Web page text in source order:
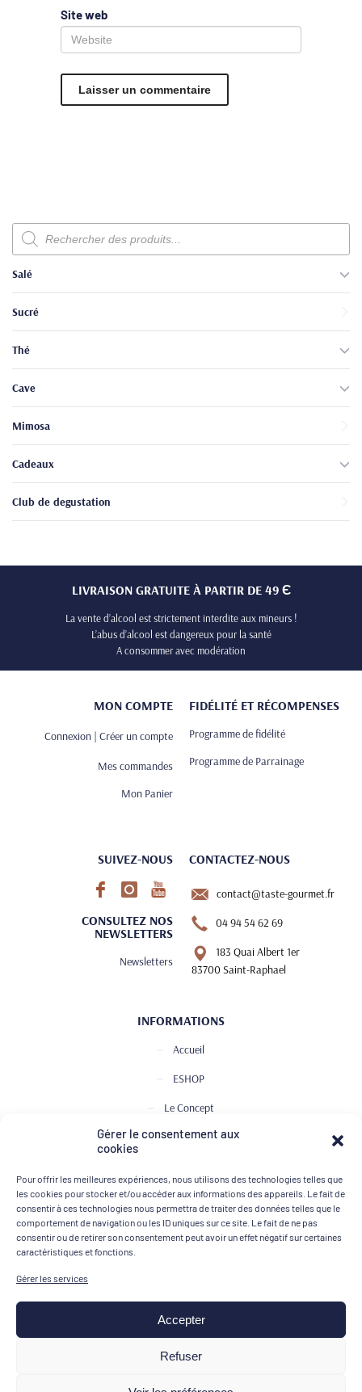
Gérer le consentement aux
cookies
Pour offrir les meilleures expériences, nous utilisons des technologies telles que
les cookies pour stocker et/ou accéder aux informations des appareils. Le fait de
consentir à ces technologies nous permettra de traiter des données telles que le
comportement de navigation ou les ID uniques sur ce site. Le fait de ne pas
consentir ou de retirer son consentement peut avoir un effet négatif sur certaines
caractéristiques et fonctions.
Gérer les services
Accepter
Refuser
Site web
Recherche
de
produits
Salé
Sucré
Thé
Cave
Mimosa
Cadeaux
Club de degustation
LIVRAISON GRATUITE À PARTIR DE 49 Є
La vente d’alcool est strictement interdite aux mineurs !
L’abus d’alcool est dangereux pour la santé
A consommer avec modération
MON COMPTE
Connexion | Créer un compte
Mes commandes
Mon Panier
FIDÉLITÉ ET RÉCOMPENSES
Programme de fidélité
Programme de Parrainage
SUIVEZ-NOUS
CONSULTEZ NOS
NEWSLETTERS
Newsletters
CONTACTEZ-NOUS
contact@taste-gourmet.fr
04 94 54 62 69
183 Quai Albert 1er
83700 Saint-Raphael
INFORMATIONS
Accueil
ESHOP
Le Concept
Club de Dégustation
Contact
MOYENS DE PAIEMENT
Mentions légales